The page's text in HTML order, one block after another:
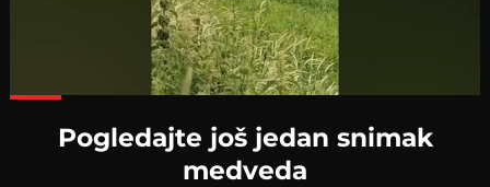
Pogledajte još jedan snimak
medveda